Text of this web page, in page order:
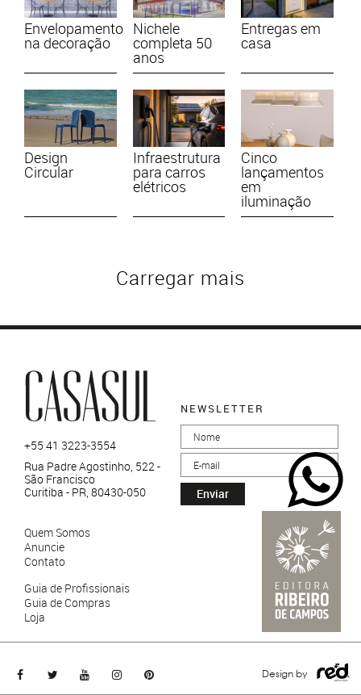
Envelopamento
na decoração
Nichele
completa 50
anos
Entregas em
casa
Design
Circular
Infraestrutura
para carros
elétricos
Cinco
lançamentos
em
iluminação
Carregar mais
+55 41 3223-3554
Rua Padre Agostinho, 522 -
São Francisco
Curitiba - PR, 80430-050
Quem Somos
Anuncie
Contato
Guia de Profissionais
Guia de Compras
Loja
NEWSLETTER
Enviar
Design by